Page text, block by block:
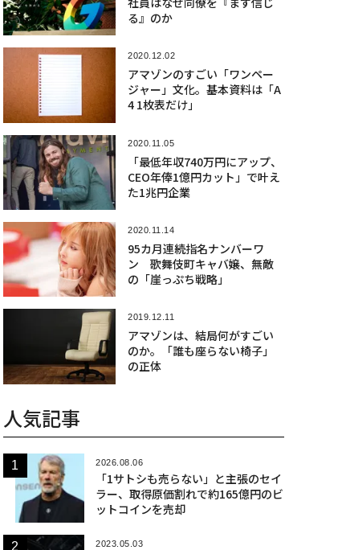
る』のか
2020.12.02
アマゾンのすごい「ワンペー
ジャー」文化。基本資料は「A
4 1枚表だけ」
2020.11.05
「最低年収740万円にアップ、
CEO年俸1億円カット」で叶え
た1兆円企業
2020.11.14
95カ月連続指名ナンバーワ
ン 歌舞伎町キャバ嬢、無敵
の「崖っぷち戦略」
2019.12.11
アマゾンは、結局何がすごい
のか。「誰も座らない椅子」
の正体
人気記事
2026.08.06
「1サトシも売らない」と主張のセイ
ラー、取得原価割れで約165億円のビ
ットコインを売却
2023.05.03